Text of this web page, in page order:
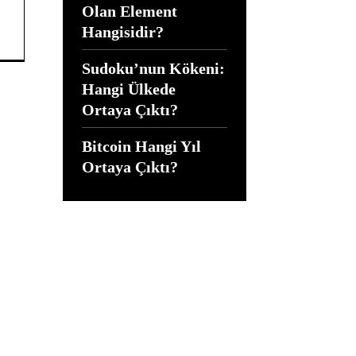
Olan Element
Hangisidir?
Sudoku’nun Kökeni:
Hangi Ülkede
Ortaya Çıktı?
Bitcoin Hangi Yıl
Ortaya Çıktı?